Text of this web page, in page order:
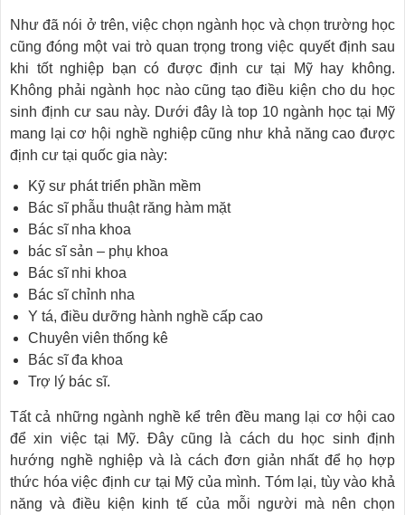
Như đã nói ở trên, việc chọn ngành học và chọn trường học
cũng đóng một vai trò quan trọng trong việc quyết định sau
khi tốt nghiệp bạn có được định cư tại Mỹ hay không.
Không phải ngành học nào cũng tạo điều kiện cho du học
sinh định cư sau này. Dưới đây là top 10 ngành học tại Mỹ
mang lại cơ hội nghề nghiệp cũng như khả năng cao được
định cư tại quốc gia này:
Kỹ sư phát triển phần mềm
Bác sĩ phẫu thuật răng hàm mặt
Bác sĩ nha khoa
bác sĩ sản – phụ khoa
Bác sĩ nhi khoa
Bác sĩ chỉnh nha
Y tá, điều dưỡng hành nghề cấp cao
Chuyên viên thống kê
Bác sĩ đa khoa
Trợ lý bác sĩ.
Tất cả những ngành nghề kể trên đều mang lại cơ hội cao
để xin việc tại Mỹ. Đây cũng là cách du học sinh định
hướng nghề nghiệp và là cách đơn giản nhất để họ hợp
thức hóa việc định cư tại Mỹ của mình. Tóm lại, tùy vào khả
năng và điều kiện kinh tế của mỗi người mà nên chọn